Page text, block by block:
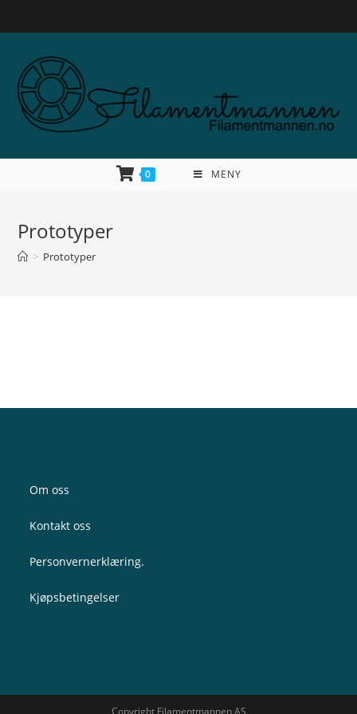
0 MENY
Prototyper
> Prototyper
Om oss
Kontakt oss
Personvernerklæring.
Kjøpsbetingelser